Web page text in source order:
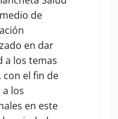
de
en dar
a los temas
con el fin de
los
en este